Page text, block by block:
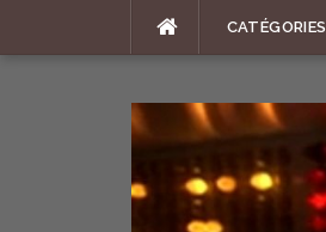
CATÉGORIES